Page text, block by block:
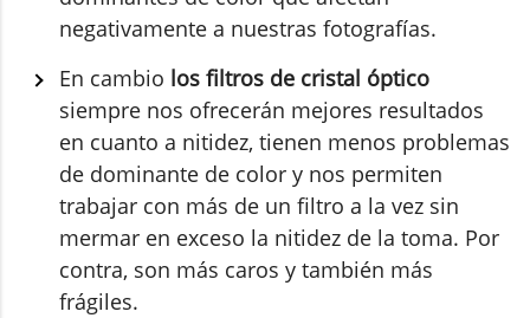
negativamente a nuestras fotografías.
En cambio los filtros de cristal óptico
siempre nos ofrecerán mejores resultados
en cuanto a nitidez, tienen menos problemas
de dominante de color y nos permiten
trabajar con más de un filtro a la vez sin
mermar en exceso la nitidez de la toma. Por
contra, son más caros y también más
frágiles.